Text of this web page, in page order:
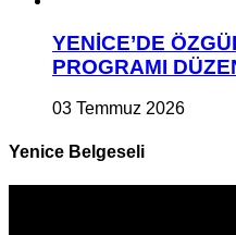
YENİCE’DE
PROGRAMI
03 Temmuz 2026
Yenice Belgeseli